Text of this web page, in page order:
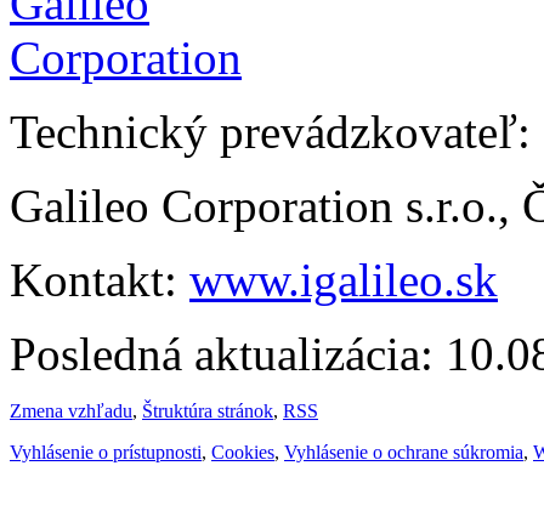
Technický prevádzkovateľ:
Galileo Corporation s.r.o.,
Kontakt: www.igalileo.sk
Posledná aktualizácia:
Zmena vzhľadu, Štruktúra stránok, RSS
Vyhlásenie o prístupnosti, Cookies, Vyhlásenie o ochrane súkromia,